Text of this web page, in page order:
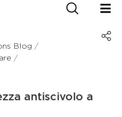
Blog
antiscivolo a